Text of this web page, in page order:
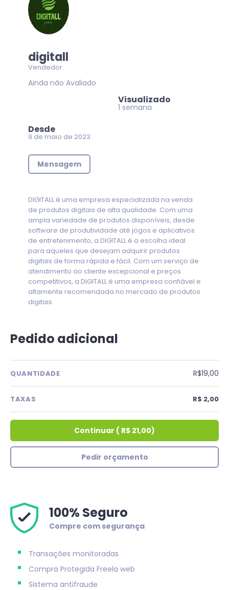
digitall
Vendedor
Ainda não Avaliado
Visualizado
1 semana
Desde
9 de maio de 2023
Mensagem
DIGITALL é uma empresa especializada na venda
de produtos digitais de alta qualidade. Com uma
ampla variedade de produtos disponíveis, desde
software de produtividade até jogos e aplicativos
de entretenimento, a DIGITALL é a escolha ideal
para aqueles que desejam adquirir produtos
digitais de forma rápida e fácil. Com um serviço de
atendimento ao cliente excepcional e preços
competitivos, a DIGITALL é uma empresa confiável e
altamente recomendada no mercado de produtos
digitais.
Pedido adicional
QUANTIDADE R$19,00
TAXAS R$ 2,00
Continuar ( R$ 21,00)
Pedir orçamento
100% Seguro
Compre com segurança
Transações monitoradas
Compra Protegida Freela web
Sistema antifraude